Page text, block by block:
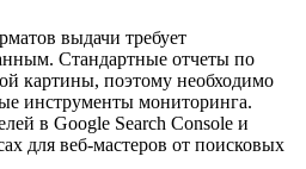
выдачи требует
Стандартные отчеты по
картины, поэтому необходимо
инструменты мониторинга.
в Google Search Console и
для веб-мастеров от поисковых